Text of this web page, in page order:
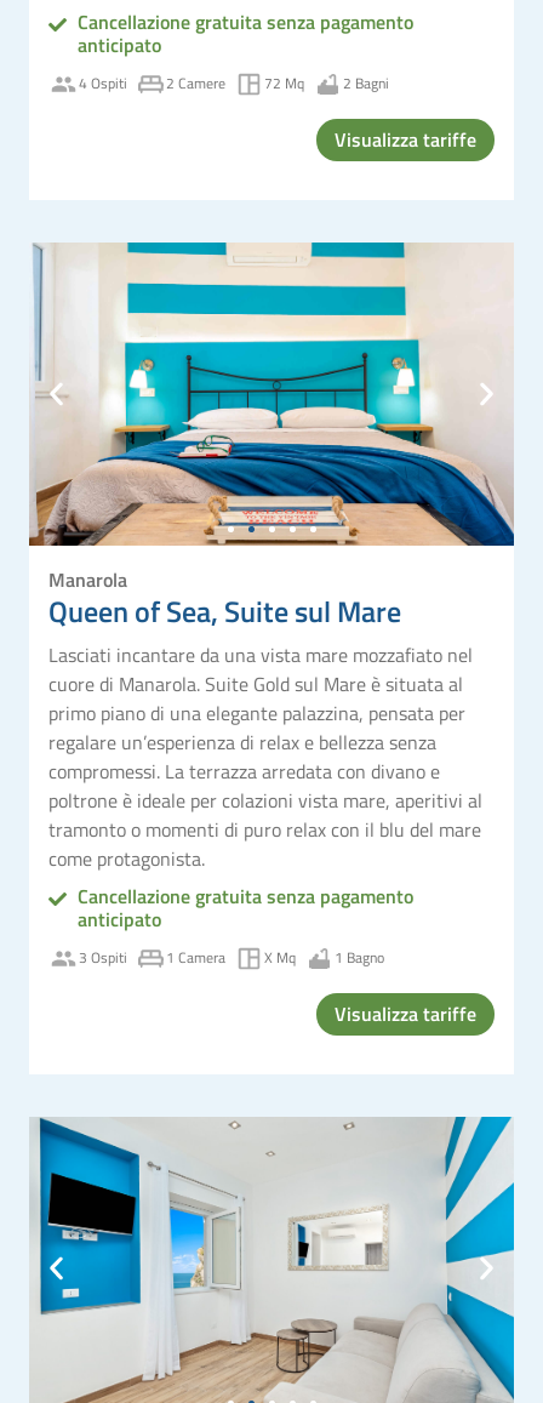
Cancellazione gratuita senza pagamento
anticipato
4 Ospiti 2 Camere 72 Mq 2 Bagni
Visualizza tariffe
Manarola
Queen of Sea, Suite sul Mare
Lasciati incantare da una vista mare mozzafiato nel
cuore di Manarola. Suite Gold sul Mare è situata al
primo piano di una elegante palazzina, pensata per
regalare un’esperienza di relax e bellezza senza
compromessi. La terrazza arredata con divano e
poltrone è ideale per colazioni vista mare, aperitivi al
tramonto o momenti di puro relax con il blu del mare
come protagonista.
Cancellazione gratuita senza pagamento
anticipato
3 Ospiti 1 Camera X Mq 1 Bagno
Visualizza tariffe